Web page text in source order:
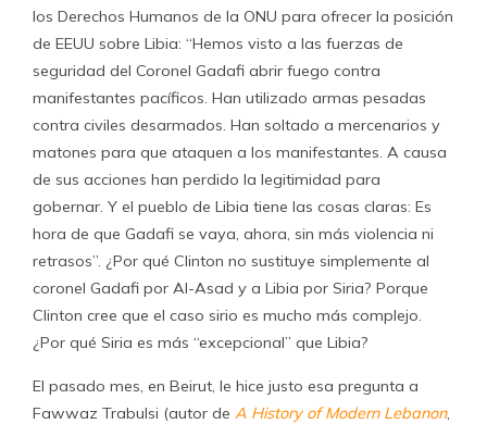
los Derechos Humanos de la ONU para ofrecer la posición
de EEUU sobre Libia: “Hemos visto a las fuerzas de
seguridad del Coronel Gadafi abrir fuego contra
manifestantes pacíficos. Han utilizado armas pesadas
contra civiles desarmados. Han soltado a mercenarios y
matones para que ataquen a los manifestantes. A causa
de sus acciones han perdido la legitimidad para
gobernar. Y el pueblo de Libia tiene las cosas claras: Es
hora de que Gadafi se vaya, ahora, sin más violencia ni
retrasos”. ¿Por qué Clinton no sustituye simplemente al
coronel Gadafi por Al-Asad y a Libia por Siria? Porque
Clinton cree que el caso sirio es mucho más complejo.
¿Por qué Siria es más “excepcional” que Libia?
El pasado mes, en Beirut, le hice justo esa pregunta a
Fawwaz Trabulsi (autor de A History of Modern Lebanon,